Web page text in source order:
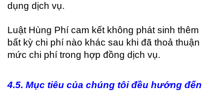
dụng dịch vụ.
Luật Hùng Phí cam kết không phát sinh thêm
bất kỳ chi phí nào khác sau khi đã thoả thuận
mức chi phí trong hợp đồng dịch vụ.
4.5. Mục tiêu của chúng tôi đều hướng đến